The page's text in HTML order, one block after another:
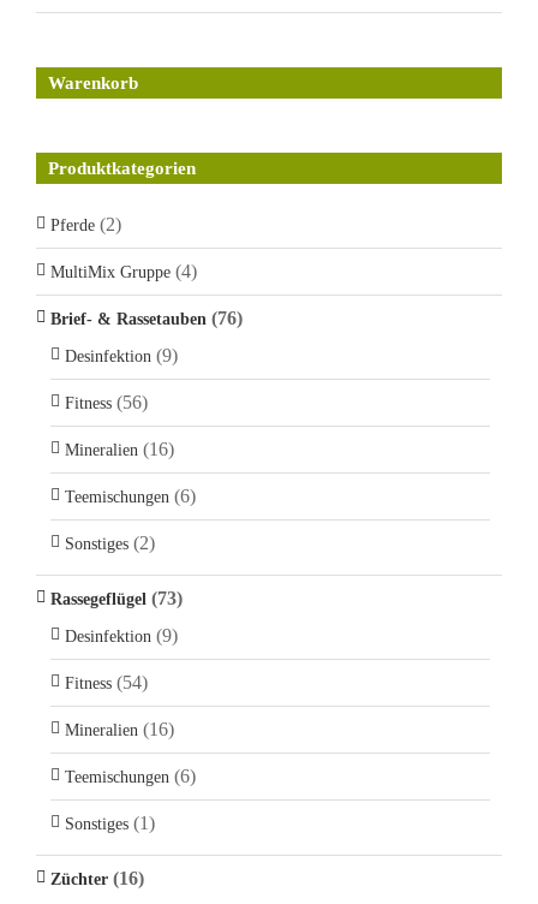
Warenkorb
Produktkategorien
Pferde (2)
MultiMix Gruppe (4)
Brief- & Rassetauben (76)
Desinfektion (9)
Fitness (56)
Mineralien (16)
Teemischungen (6)
Sonstiges (2)
Rassegeflügel (73)
Desinfektion (9)
Fitness (54)
Mineralien (16)
Teemischungen (6)
Sonstiges (1)
Züchter (16)